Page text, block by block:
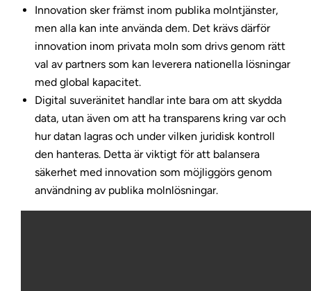
Innovation sker främst inom publika molntjänster,
men alla kan inte använda dem. Det krävs därför
innovation inom privata moln som drivs genom rätt
val av partners som kan leverera nationella lösningar
med global kapacitet.
Digital suveränitet handlar inte bara om att skydda
data, utan även om att ha transparens kring var och
hur datan lagras och under vilken juridisk kontroll
den hanteras. Detta är viktigt för att balansera
säkerhet med innovation som möjliggörs genom
användning av publika molnlösningar.